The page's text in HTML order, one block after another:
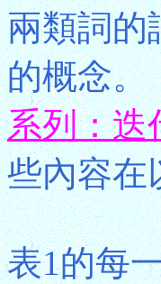
兩類詞的
的概念。
系列：迭
些內容在
表1的每